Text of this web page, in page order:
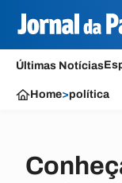
Últimas Notícias
Home>política